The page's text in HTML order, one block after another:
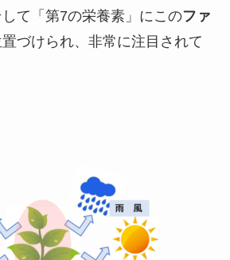
て「第7の栄養素」にこのファ
づけられ、非常に注目されて